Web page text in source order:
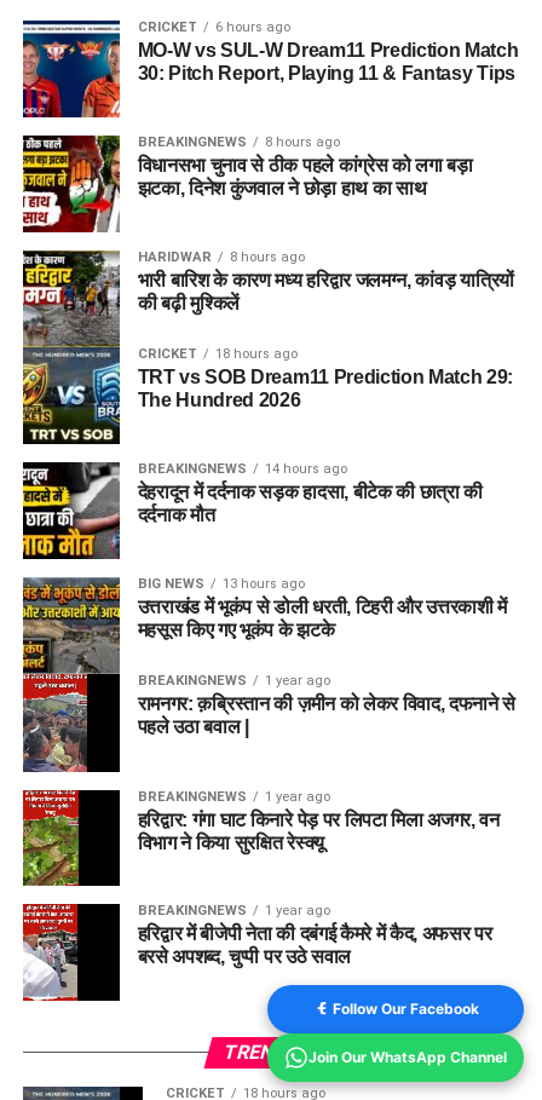
CRICKET 6 hours ago
MO-W vs SUL-W Dream11 Prediction Match
30: Pitch Report, Playing 11 & Fantasy Tips
BREAKINGNEWS 8 hours ago
विधानसभा चुनाव से ठीक पहले कांग्रेस को लगा बड़ा
झटका, दिनेश कुंजवाल ने छोड़ा हाथ का साथ
HARIDWAR 8 hours ago
भारी बारिश के कारण मध्य हरिद्वार जलमग्न, कांवड़ यात्रियों
की बढ़ी मुश्किलें
CRICKET 18 hours ago
TRT vs SOB Dream11 Prediction Match 29:
The Hundred 2026
BREAKINGNEWS 14 hours ago
देहरादून में दर्दनाक सड़क हादसा, बीटेक की छात्रा की
दर्दनाक मौत
BIG NEWS 13 hours ago
उत्तराखंड में भूकंप से डोली धरती, टिहरी और उत्तरकाशी में
महसूस किए गए भूकंप के झटके
BREAKINGNEWS 1 year ago
रामनगर: क़ब्रिस्तान की ज़मीन को लेकर विवाद, दफनाने से
पहले उठा बवाल |
BREAKINGNEWS 1 year ago
हरिद्वार: गंगा घाट किनारे पेड़ पर लिपटा मिला अजगर, वन
विभाग ने किया सुरक्षित रेस्क्यू
BREAKINGNEWS 1 year ago
हरिद्वार में बीजेपी नेता की दबंगई कैमरे में कैद, अफसर पर
बरसे अपशब्द, चुप्पी पर उठे सवाल
TRENDING
CRICKET 18 hours ago
Follow Our Facebook
Join Our WhatsApp Channel